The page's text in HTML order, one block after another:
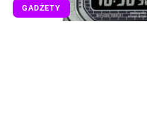
GADŻETY